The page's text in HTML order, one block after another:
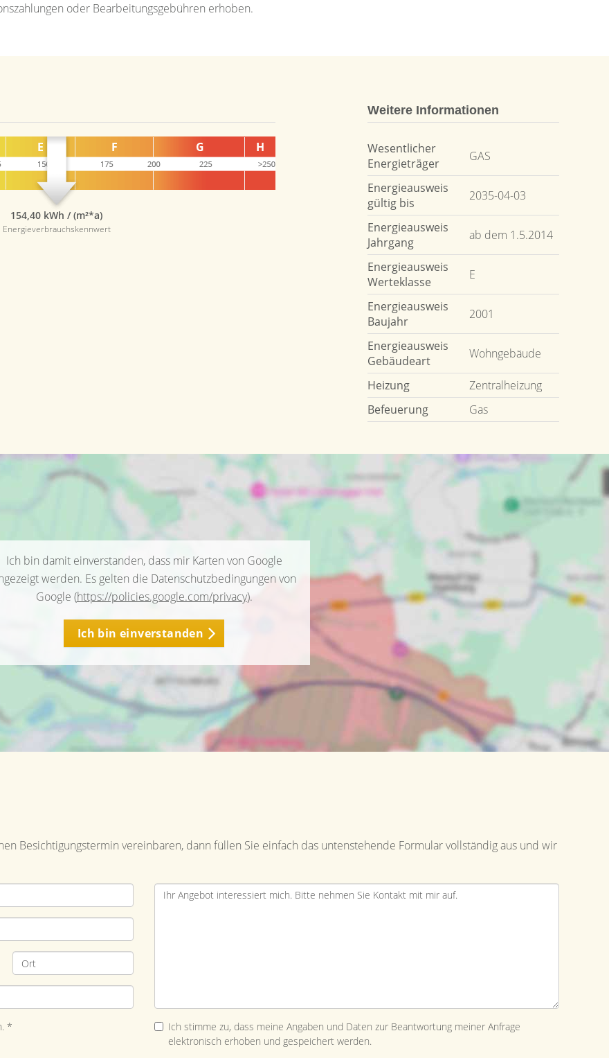
oder Bearbeitungsgebühren erhoben.
154,40 kWh / (m²*a)
Energieverbrauchskennwert
Weitere Informationen
Wesentlicher
Energieträger
GAS
Energieausweis
gültig bis
2035-04-03
Energieausweis
Jahrgang
ab dem 1.5.2014
Energieausweis
Werteklasse
E
Energieausweis
Baujahr
2001
Energieausweis
Gebäudeart
Wohngebäude
Heizung
Zentralheizung
Befeuerung
Gas
Ich bin damit einverstanden, dass mir Karten von Google
werden. Es gelten die Datenschutzbedingungen von
Google (https://policies.google.com/privacy).
Ich bin einverstanden
Besichtigungstermin vereinbaren, dann füllen Sie einfach das untenstehende Formular vollständig aus und wir
*
Ich stimme zu, dass meine Angaben und Daten zur Beantwortung meiner Anfrage
elektronisch erhoben und gespeichert werden.